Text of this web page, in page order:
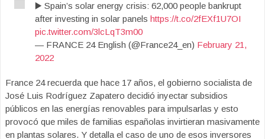
▶️ Spain’s solar energy crisis: 62,000 people bankrupt
after investing in solar panels https://t.co/2fEXf1U7OI
pic.twitter.com/3lcLqT3m00
— FRANCE 24 English (@France24_en) February 21,
2022
France 24 recuerda que hace 17 años, el gobierno socialista de
José Luis Rodríguez Zapatero decidió inyectar subsidios
públicos en las energías renovables para impulsarlas y esto
provocó que miles de familias españolas invirtieran masivamente
en plantas solares. Y detalla el caso de uno de esos inversores